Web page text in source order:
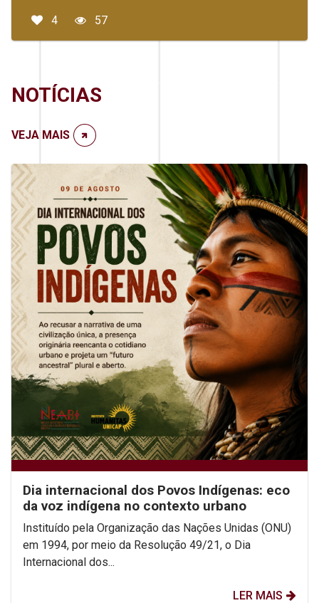
4 57
NOTÍCIAS
VEJA MAIS
Dia internacional dos Povos Indígenas: eco
da voz indígena no contexto urbano
Instituído pela Organização das Nações Unidas (ONU)
em 1994, por meio da Resolução 49/21, o Dia
Internacional dos...
LER MAIS